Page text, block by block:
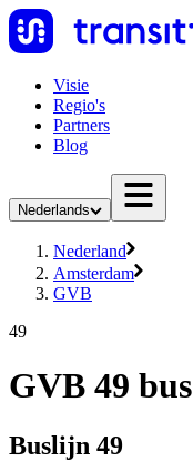
Visie
Regio's
Partners
Blog
Nederlands
Nederland
Amsterdam
GVB
49
GVB 49 bus
Buslijn 49